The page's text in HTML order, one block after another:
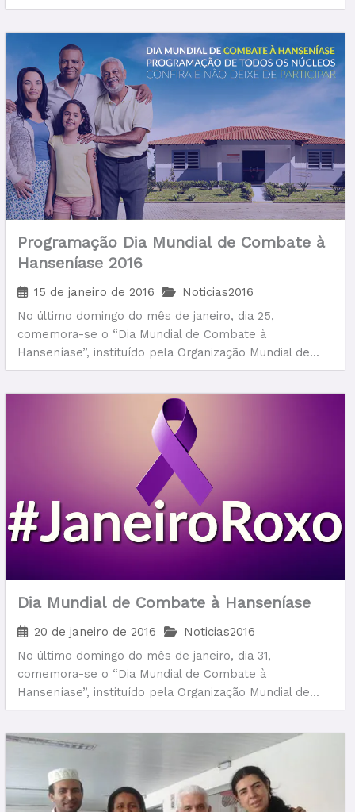
Programação Dia Mundial de Combate à
Hanseníase 2016
15 de janeiro de 2016
Noticias2016
No último domingo do mês de janeiro, dia 25,
comemora-se o “Dia Mundial de Combate à
Hanseníase”, instituído pela Organização Mundial de...
Dia Mundial de Combate à Hanseníase
20 de janeiro de 2016
Noticias2016
No último domingo do mês de janeiro, dia 31,
comemora-se o “Dia Mundial de Combate à
Hanseníase”, instituído pela Organização Mundial de...